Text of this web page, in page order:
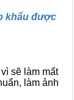
khẩu được
sẽ làm mất
làm ảnh